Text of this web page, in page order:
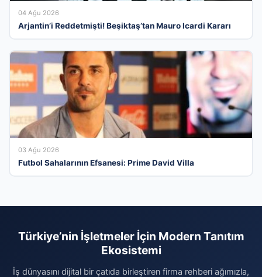
04 Ağu 2026
Arjantin’i Reddetmişti! Beşiktaş’tan Mauro Icardi Kararı
03 Ağu 2026
Futbol Sahalarının Efsanesi: Prime David Villa
Türkiye’nin İşletmeler İçin Modern Tanıtım
Ekosistemi
İş dünyasını dijital bir çatıda birleştiren firma rehberi ağımızla,